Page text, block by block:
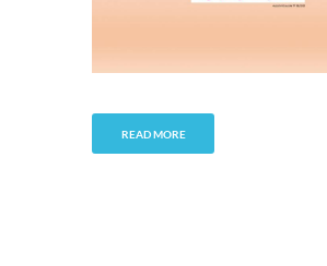
READ MORE